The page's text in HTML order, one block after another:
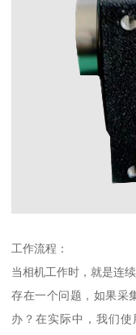
工作流程：
当相机工作时，就是连
存在一个问题，如果采
办？在实际中，我们